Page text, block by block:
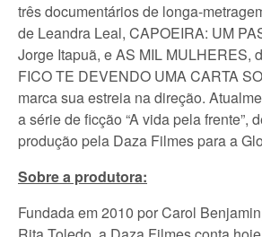
três documentários de longa-
de Leandra Leal, CAPOEIRA: UM
Jorge Itapuã, e AS MIL MULHERES,
FICO TE DEVENDO UMA CARTA
marca sua estreia na direção.
a série de ficção “A vida pela frente”,
produção pela Daza Filmes para a
Sobre a produtora:
Fundada em 2010 por Carol